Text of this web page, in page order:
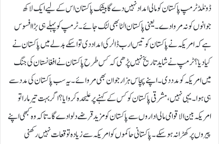
ڈونلڈ ٹرمپ پاکستان کو مالی امداد نہیں دے گا بیشک پاکستان اس کے لیے ایک لاکھ
جوانوں کو نہ مروا دے۔ یعنی پاکستان الٹا بھی لٹک جائے۔ ٹرمپ کو پہلے ہی بڑا افسوس
ہے کہ امریکہ نے پاکستان کو تیس ارب ڈالر کی امداد دی تو اسکے بدلے میں پاکستان نے
کیادیا؟ ٹرمپ نے شاید تاریخ نہیں پڑھی کہ کس طرح پاکستان نے افغانستان کی جنگ
میں امریکہ کو مدد دی۔اپنے پچاس ہزار جوان بھی مروائے۔یہ سب پاکستان کی مدد سے
ہی ہوا۔یہی نہیں، مشرقی پاکستان کو کس کے کہنے پر علیحدہ کروایا؟ اگر بہت تیر مارا تو
امریکہ بین الاقوامی مالی اداروں سے پاکستان کو مزید قرضے دلوا دے گا۔ تا کہ وہ کبھی اپنے
پیروں پر کھڑا نہ ہو سکے۔پاکستانی حاکموں کو امریکہ سے زیادہ توقعات نہیں رکھنی